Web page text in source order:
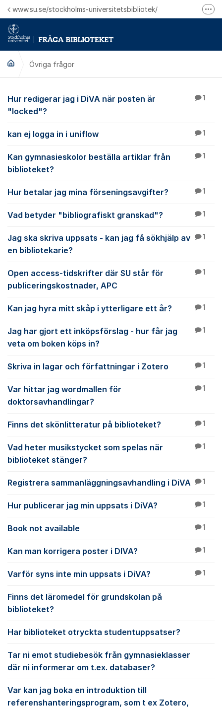
Hoppa till innehåll
www.su.se/stockholms-universitetsbibliotek/
Övriga frågor
Övriga frågor
Hur redigerar jag i DiVA när posten är
"locked"?
1
kan ej logga in i uniflow 1
Kan gymnasieskolor beställa artiklar från
biblioteket?
1
Hur betalar jag mina förseningsavgifter? 1
Vad betyder "bibliografiskt granskad"? 1
Jag ska skriva uppsats - kan jag få sökhjälp av
en bibliotekarie?
1
Open access-tidskrifter där SU står för
publiceringskostnader, APC
1
Kan jag hyra mitt skåp i ytterligare ett år? 1
Jag har gjort ett inköpsförslag - hur får jag
veta om boken köps in?
1
Skriva in lagar och författningar i Zotero 1
Var hittar jag wordmallen för
doktorsavhandlingar?
1
Finns det skönlitteratur på biblioteket? 1
Vad heter musikstycket som spelas när
biblioteket stänger?
1
Registrera sammanläggningsavhandling i DiVA 1
Hur publicerar jag min uppsats i DiVA? 1
Book not available 1
Kan man korrigera poster i DIVA? 1
Varför syns inte min uppsats i DiVA? 1
Finns det läromedel för grundskolan på
biblioteket?
Har biblioteket otryckta studentuppsatser?
Tar ni emot studiebesök från gymnasieklasser
där ni informerar om t.ex. databaser?
Var kan jag boka en introduktion till
referenshanteringsprogram, som t ex Zotero,